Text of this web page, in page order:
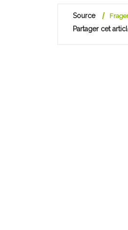
Source
Partager cet